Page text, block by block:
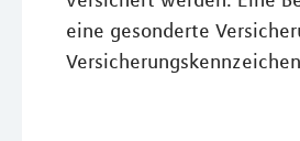
eine gesonderte